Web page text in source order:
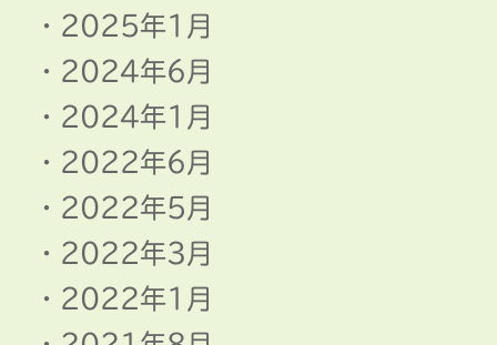
2025年1月
2024年6月
2024年1月
2022年6月
2022年5月
2022年3月
2022年1月